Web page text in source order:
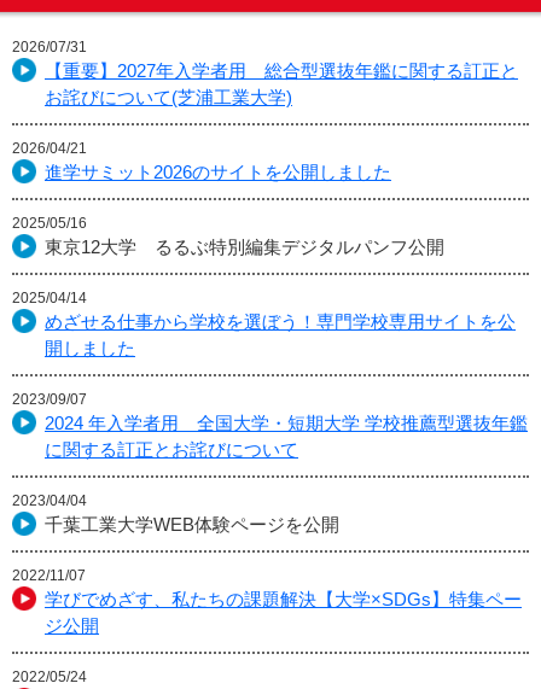
2026/07/31
【重要】2027年入学者用 総合型選抜年鑑に関する訂正と
お詫びについて(芝浦工業大学)
2026/04/21
進学サミット2026のサイトを公開しました
2025/05/16
東京12大学 るるぶ特別編集デジタルパンフ公開
2025/04/14
めざせる仕事から学校を選ぼう！専門学校専用サイトを公
開しました
2023/09/07
2024 年入学者用 全国大学・短期大学 学校推薦型選抜年鑑
に関する訂正とお詫びについて
2023/04/04
千葉工業大学WEB体験ページを公開
2022/11/07
学びでめざす、私たちの課題解決【大学×SDGs】特集ペー
ジ公開
2022/05/24